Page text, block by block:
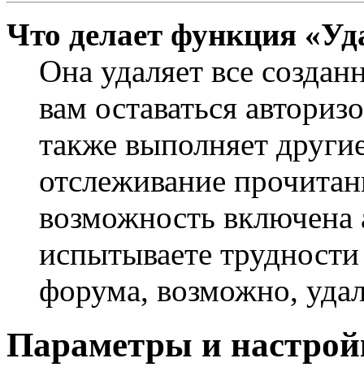
Что делает функция
Она удаляет все
вам оставаться
также выполняет
отслеживание
возможность
испытываете
форума, возможно,
Параметры и